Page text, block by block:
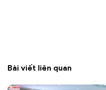
Bài viết liên quan